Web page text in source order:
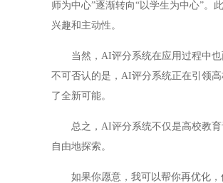
师为中心”逐渐转向“以学生为中心”。
兴趣和主动性。
当然，AI评分系统在应用过程中也
不可否认的是，AI评分系统正在引领
了全新可能。
总之，AI评分系统不仅是高校教育
自由地探索。
如果你愿意，我可以帮你再优化，